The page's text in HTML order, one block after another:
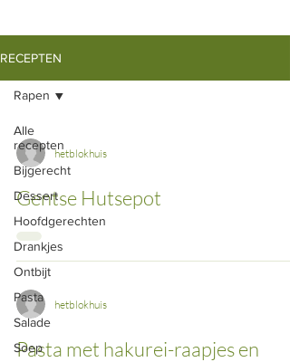
RECEPTEN
Alle
recepten
Bijgerecht
Dessert
Hoofdgerechten
Drankjes
Ontbijt
Pasta
Salade
Soep
Rapen
hetblokhuis
Gentse Hutsepot
hetblokhuis
Pasta met hakurei-raapjes en